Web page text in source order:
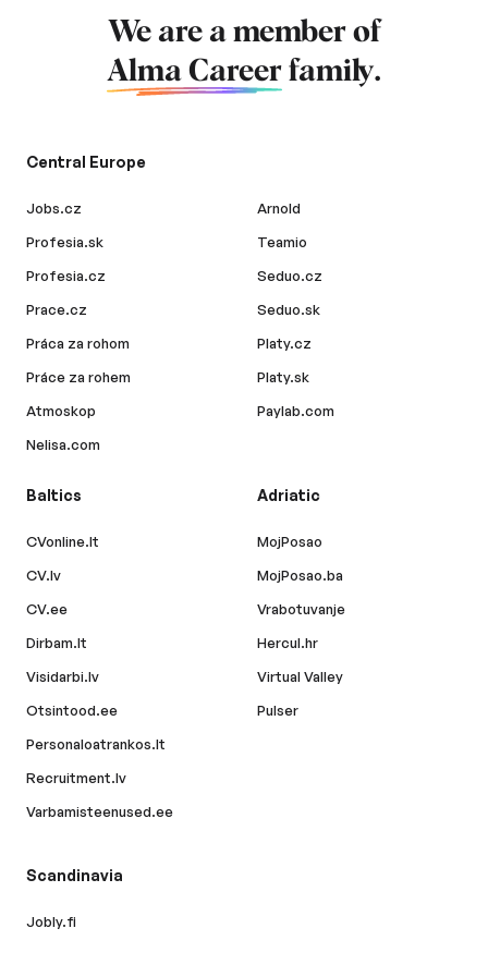
We are a member of
Alma Career family.
Central Europe
Jobs.cz
Profesia.sk
Profesia.cz
Prace.cz
Práca za rohom
Práce za rohem
Atmoskop
Nelisa.com
Arnold
Teamio
Seduo.cz
Seduo.sk
Platy.cz
Platy.sk
Paylab.com
Baltics
CVonline.lt
CV.lv
CV.ee
Dirbam.lt
Visidarbi.lv
Otsintood.ee
Personaloatrankos.lt
Recruitment.lv
Varbamisteenused.ee
Adriatic
MojPosao
MojPosao.ba
Vrabotuvanje
Hercul.hr
Virtual Valley
Pulser
Scandinavia
Jobly.fi